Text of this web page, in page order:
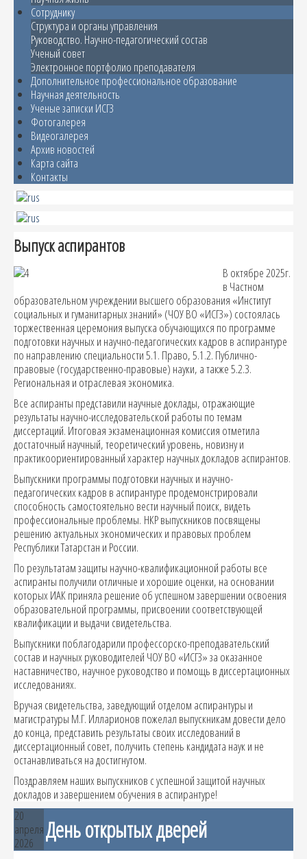
Сотруднику
Структура и органы управления
Руководство. Научно-педагогический состав
Ученый совет
Электронное портфолио преподавателя
Дополнительное профессиональное образование
Научная деятельность
Ученые записки ИСГЗ
Фотогалерея
Видеогалерея
Архив новостей
Карта сайта
Контакты
Выпуск аспирантов
В октябре 2025г.
в Частном
образовательном учреждении высшего образования «Институт
социальных и гуманитарных знаний» (ЧОУ ВО «ИСГЗ») состоялась
торжественная церемония выпуска обучающихся по программе
подготовки научных и научно-педагогических кадров в аспирантуре
по направлению специальности 5.1. Право, 5.1.2. Публично-
правовые (государственно-правовые) науки, а также 5.2.3.
Региональная и отраслевая экономика.
Все аспиранты представили научные доклады, отражающие
результаты научно-исследовательской работы по темам
диссертаций. Итоговая экзаменационная комиссия отметила
достаточный научный, теоретический уровень, новизну и
практикоориентированный характер научных докладов аспирантов.
Выпускники программы подготовки научных и научно-
педагогических кадров в аспирантуре продемонстрировали
способность самостоятельно вести научный поиск, видеть
профессиональные проблемы. НКР выпускников посвящены
решению актуальных экономических и правовых проблем
Республики Татарстан и России.
По результатам защиты научно-квалификационной работы все
аспиранты получили отличные и хорошие оценки, на основании
которых ИАК приняла решение об успешном завершении освоения
образовательной программы, присвоении соответствующей
квалификации и выдачи свидетельства.
Выпускники поблагодарили профессорско-преподавательский
состав и научных руководителей ЧОУ ВО «ИСГЗ» за оказанное
наставничество, научное руководство и помощь в диссертационных
исследованиях.
Вручая свидетельства, заведующий отделом аспирантуры и
магистратуры М.Г. Илларионов пожелал выпускникам довести дело
до конца, представить результаты своих исследований в
диссертационный совет, получить степень кандидата наук и не
останавливаться на достигнутом.
Поздравляем наших выпускников с успешной защитой научных
докладов и завершением обучения в аспирантуре!
20
апреля
2026
День открытых дверей